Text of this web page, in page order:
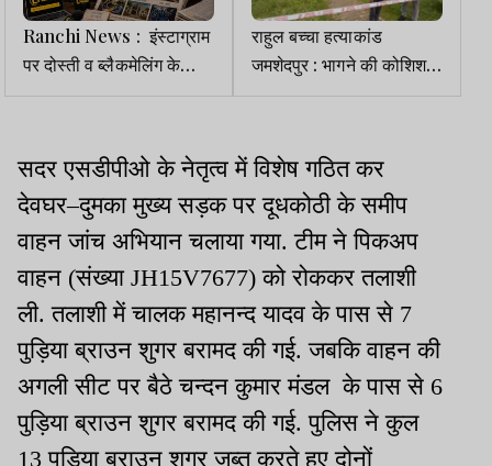
Ranchi News : इंस्टाग्राम
पर दोस्ती व ब्लैकमेलिंग के
आरोपों के बीच युवती लापता
राहुल बच्चा हत्याकांड
जमशेदपुर : भागने की कोशिश
कर रहे मुख्य आरोपी शब्बे का
सदर एसडीपीओ के नेतृत्व में विशेष गठित कर
देवघर–दुमका मुख्य सड़क पर दूधकोठी के समीप
वाहन जांच अभियान चलाया गया. टीम ने पिकअप
वाहन (संख्या JH15V7677) को रोककर तलाशी
ली. तलाशी में चालक महानन्द यादव के पास से 7
पुड़िया ब्राउन शुगर बरामद की गई. जबकि वाहन की
अगली सीट पर बैठे चन्दन कुमार मंडल के पास से 6
पुड़िया ब्राउन शुगर बरामद की गई. पुलिस ने कुल
13 पुड़िया ब्राउन शुगर जब्त करते हुए दोनों